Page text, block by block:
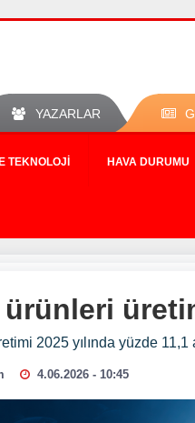
YAZARLAR
TEKNOLOJI HAVA DURUMU
2025 yılında yüzde 11,1
4.06.2026 - 10:45